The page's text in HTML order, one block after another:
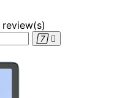
review(s)
 